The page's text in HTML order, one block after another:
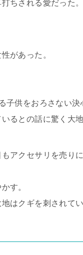
ちされる愛だった。
があった。
供をおろさない決
るとの話に驚く大地
アクセサリを売りに
す。
はクギを刺されてい